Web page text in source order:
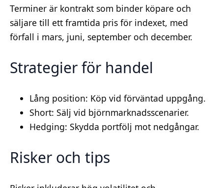
Terminer är kontrakt som binder köpare och
säljare till ett framtida pris för indexet, med
förfall i mars, juni, september och december.
Strategier för handel
Lång position: Köp vid förväntad uppgång.
Short: Sälj vid björnmarknadsscenarier.
Hedging: Skydda portfölj mot nedgångar.
Risker och tips